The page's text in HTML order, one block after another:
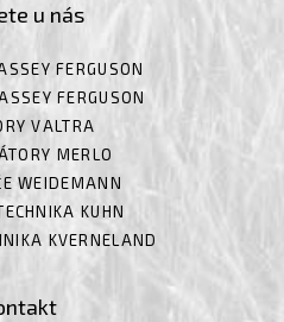
u nás
FERGUSON
FERGUSON
VALTRA
MERLO
WEIDEMANN
KUHN
KVERNELAND